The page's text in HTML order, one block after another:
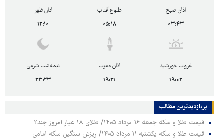
اذان صبح
۰۳:۴۳
طلوع آفتاب
۰۵:۱۸
اذان ظهر
۱۲:۱۰
غروب خورشید
۱۹:۰۲
اذان مغرب
۱۹:۲۱
نیمه‌شب شرعی
۲۳:۲۳
پربازدیدترین‌ مطالب
قیمت طلا و سکه جمعه ۱۶ مرداد ۱۴۰۵/ طلای ۱۸ عیار امروز چند؟
قیمت طلا و سکه یکشنبه ۱۱ مرداد ۱۴۰۵/ ریزش سنگین سکه امامی